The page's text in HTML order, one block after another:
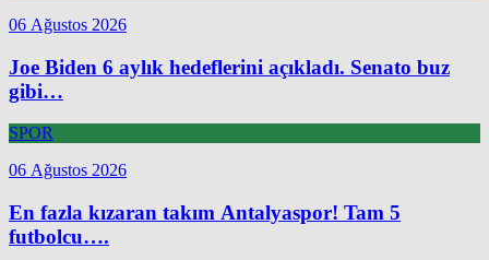
06 Ağustos 2026
Joe Biden 6 aylık hedeflerini açıkladı. Senato buz
gibi…
SPOR
06 Ağustos 2026
En fazla kızaran takım Antalyaspor! Tam 5
futbolcu….